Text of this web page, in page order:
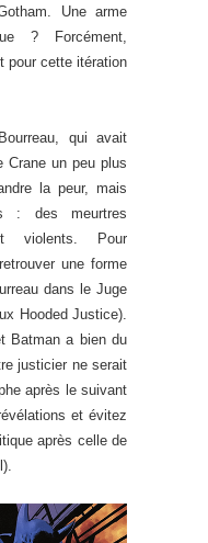
Une arme
? Forcément,
pour cette itération
qui avait
Crane un peu plus
la peur, mais
: des meurtres
violents. Pour
une forme
dans le Juge
Hooded Justice).
Batman a bien du
justicier ne serait
après le suivant
et évitez
après celle de